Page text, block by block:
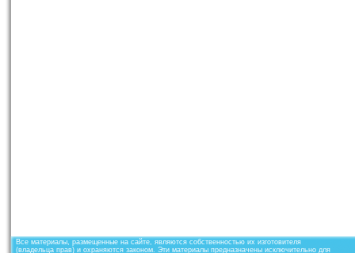
Все материалы, размещенные на сайте, являются собственностью их изготовителя
(владельца прав) и охраняются законом. Эти материалы предназначены исключительно для